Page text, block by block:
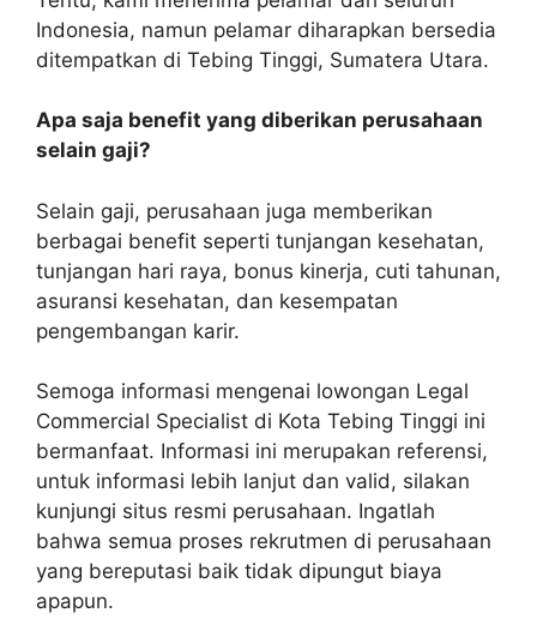
Indonesia, namun pelamar diharapkan bersedia
ditempatkan di Tebing Tinggi, Sumatera Utara.
Apa saja benefit yang diberikan perusahaan
selain gaji?
Selain gaji, perusahaan juga memberikan
berbagai benefit seperti tunjangan kesehatan,
tunjangan hari raya, bonus kinerja, cuti tahunan,
asuransi kesehatan, dan kesempatan
pengembangan karir.
Semoga informasi mengenai lowongan Legal
Commercial Specialist di Kota Tebing Tinggi ini
bermanfaat. Informasi ini merupakan referensi,
untuk informasi lebih lanjut dan valid, silakan
kunjungi situs resmi perusahaan. Ingatlah
bahwa semua proses rekrutmen di perusahaan
yang bereputasi baik tidak dipungut biaya
apapun.